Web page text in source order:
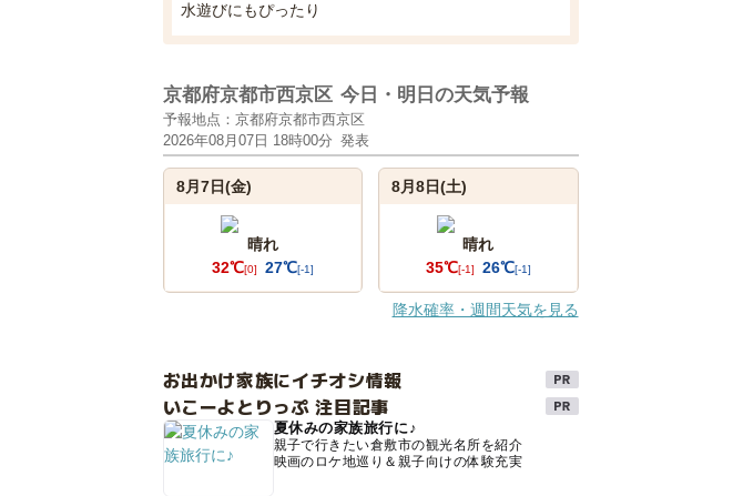
水遊びにもぴったり
京都府京都市西京区 今日・明日の天気予報
予報地点：京都府京都市西京区
2026年08月07日 18時00分 発表
8月7日(金)
晴れ
32℃[0] 27℃[-1]
8月8日(土)
晴れ
35℃[-1] 26℃[-1]
降水確率・週間天気を見る
お出かけ家族にイチオシ情報
いこーよとりっぷ 注目記事
夏休みの家族旅行に♪
親子で行きたい倉敷市の観光名所を紹介
映画のロケ地巡り＆親子向けの体験充実